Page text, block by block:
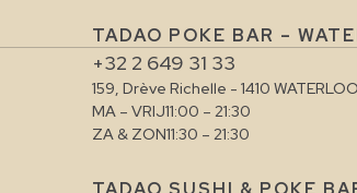
TADAO POKE BAR –
+32 2 649 31 33
159, Drève Richelle - 1410 WATERLOO
MA – VRIJ11:00 – 21:30
ZA & ZON11:30 – 21:30